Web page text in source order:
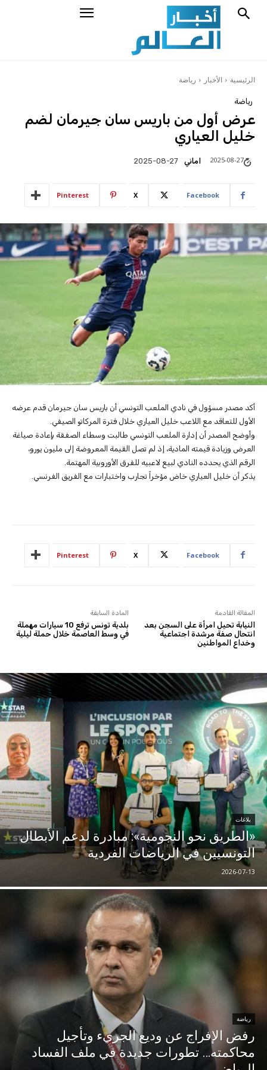
الرئيسية الأخبار رياضة
رياضة
عرض أول من باريس سان جيرمان لضم
خليل العياري
اماني 2025-08-27 2025-08-27
Facebook
X
Pinterest
أكد مصدر مسؤول في نادي الملعب التونسي أن باريس سان جيرمان قدم عرضه
الأول للتعاقد مع اللاعب خليل العياري خلال فترة المركاتو الصيفي.
وأوضح المصدر أن إدارة الملعب التونسي طالبت وسطاء الصفقة بإعادة صياغة
العرض وزيادة قيمته المادية، إذ لم تصل القيمة المعروضة إلى مليون يورو،
الرقم الذي يحدده النادي لبيع لاعبيه للفرق الأوروبية المهتمة.
يذكر أن خليل العياري خاض مؤخراً تجارب واختبارات مع الفريق الفرنسي.
Facebook
X
Pinterest
المادة السابقة
بلدية تونس ترفع 10 سيارات مهملة
في وسط العاصمة خلال حملة ليلية
المقالة القادمة
النيابة تحيل امرأة على السجن بعد
انتحال صفة مرشدة اجتماعية
وخداع المواطنين
بلاغات
«الطريق نحو النجومية»: مبادرة لدعم الأبطال
التونسيين في الرياضات الفردية
2026-07-13
رياضة
رفض الإفراج عن وديع الجريء وتأجيل
محاكمته… تطورات جديدة في ملف الفساد